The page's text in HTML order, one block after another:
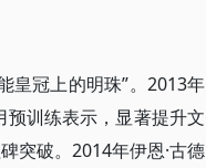
皇冠上的明珠”。2013年
训练表示，显著提升文
突破。2014年伊恩·古德